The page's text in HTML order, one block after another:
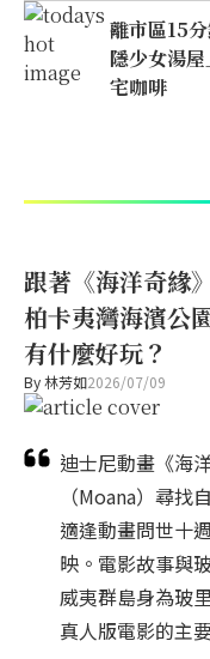
離市區15
隱少女湯
宅咖啡
跟著《海洋奇緣
柏卡夷灣海濱公
有什麼好玩？
By林芳如2026/07/09
迪士尼動畫《海
（Moana）尋找
適逢動畫問世十
映。電影故事與
威夷群島身為玻
真人版電影的主